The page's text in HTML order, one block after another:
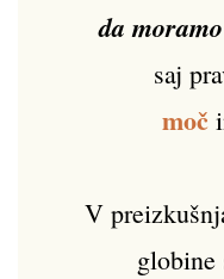
da
saj
moč
V
globine